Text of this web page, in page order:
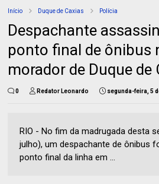
Início Duque de Caxias Polícia
Despachante
ponto final de ônibus
morador de Duque de
0 Redator Leonardo segunda-feira, 5
RIO - No fim da madrugada desta
julho), um despachante de ônibus
ponto final da linha em ...